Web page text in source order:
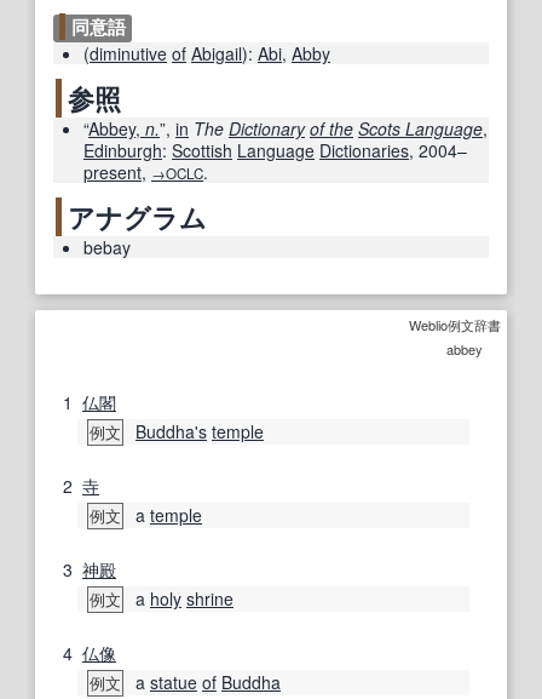
同意語
(diminutive of Abigail): Abi, Abby
参照
“Abbey, n.”, in The Dictionary of the Scots Language,
Edinburgh: Scottish Language Dictionaries, 2004–
present, →OCLC.
アナグラム
bebay
Weblio例文辞書
abbey
1 仏閣
例文 Buddha's temple
2 寺
例文 a temple
3 神殿
例文 a holy shrine
4 仏像
例文 a statue of Buddha